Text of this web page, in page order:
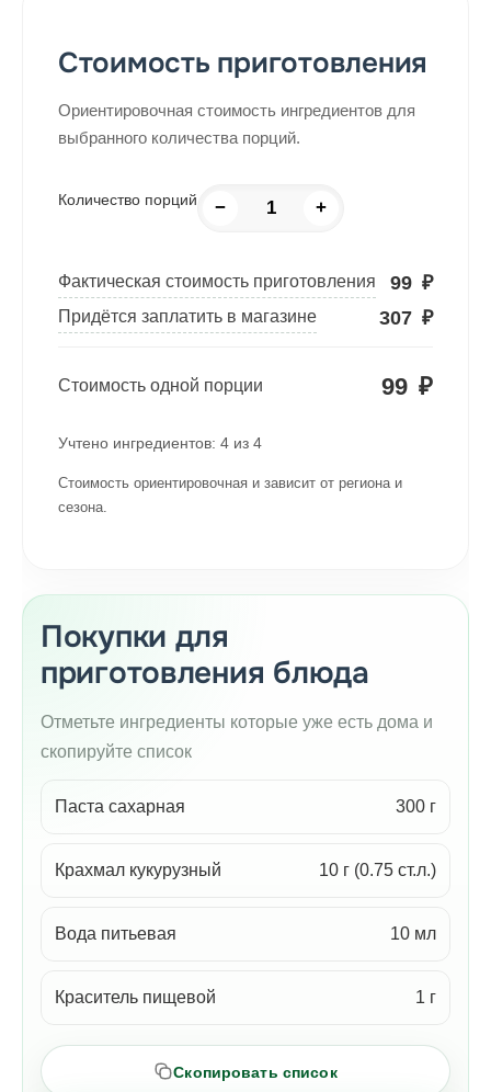
Стоимость приготовления
Ориентировочная стоимость ингредиентов для
выбранного количества порций.
Количество порций − +
Фактическая стоимость приготовления 99 ₽
Придётся заплатить в магазине 307 ₽
Стоимость одной порции 99 ₽
Учтено ингредиентов: 4 из 4
Стоимость ориентировочная и зависит от региона и
сезона.
Покупки для
приготовления блюда
Отметьте ингредиенты которые уже есть дома и
скопируйте список
Паста сахарная 300 г
Крахмал кукурузный 10 г (0.75 ст.л.)
Вода питьевая 10 мл
Краситель пищевой 1 г
Скопировать список